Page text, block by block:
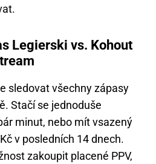
Legierski vs. Kohout
sledovat všechny zápasy
Stačí se jednoduše
minut, nebo mít vsazený
v posledních 14 dnech.
zakoupit placené PPV,